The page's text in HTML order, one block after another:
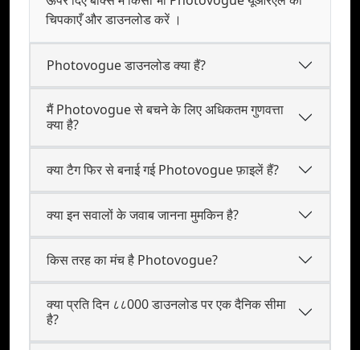
चिपकाएँ और डाउनलोड करें ।
Photovogue डाउनलोड क्या हैं?
मैं Photovogue से बचने के लिए अधिकतम गुणवत्ता
क्या है?
क्या टैग फिर से बनाई गई Photovogue फ़ाइलें हैं?
क्या इन सवालों के जवाब जानना मुमकिन है?
किस तरह का मंच है Photovogue?
क्या प्रति दिन ८८000 डाउनलोड पर एक दैनिक सीमा
है?